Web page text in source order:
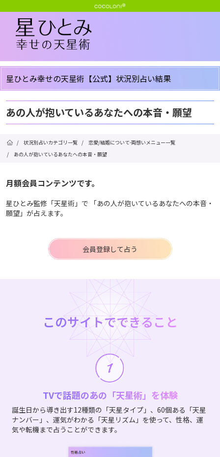
星ひとみ幸せの天星術【公式】状況別占い結果
あの人が抱いているあなたへの本音・願望
/ 状況別占いカテゴリ一覧 /
恋愛/結婚について-両想いメニュー一覧
/
あの人が抱いているあなたへの本音・願望
月額会員コンテンツです。
星ひとみ監修「天星術」で 「あの人が抱いているあなたへの本音・
願望」が占えます。
会員登録して占う
このサイトでできること
TVで話題のあの「天星術」を体験
誕生日から導き出す12種類の「天星タイプ」、60個ある「天星
ナンバー」、運気がわかる「天星リズム」を使って、性格、運
気や転機まで占うことができます。